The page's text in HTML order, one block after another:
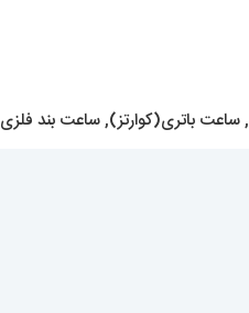
,ساعت باتری(کوارتز),ساعت بند فلزی